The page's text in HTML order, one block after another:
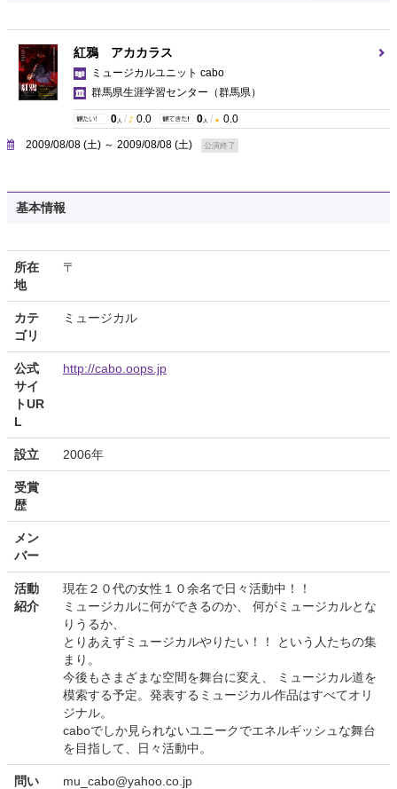
紅鴉 アカカラス
ミュージカルユニット cabo
群馬県生涯学習センター （群馬県）
0 人 / 0.0 0 人 / 0.0
2009/08/08 (土) ～ 2009/08/08 (土) 公演終了
基本情報
所在
地
〒
カテ
ゴリ
ミュージカル
公式
サイ
トUR
L
http://cabo.oops.jp
設立 2006年
受賞
歴
メン
バー
活動
紹介
現在２０代の女性１０余名で日々活動中！！
ミュージカルに何ができるのか、 何がミュージカルとな
りうるか、
とりあえずミュージカルやりたい！！ という人たちの集
まり。
今後もさまざまな空間を舞台に変え、 ミュージカル道を
模索する予定。発表するミュージカル作品はすべてオリ
ジナル。
caboでしか見られないユニークでエネルギッシュな舞台
を目指して、日々活動中。
問い
mu_cabo@yahoo.co.jp